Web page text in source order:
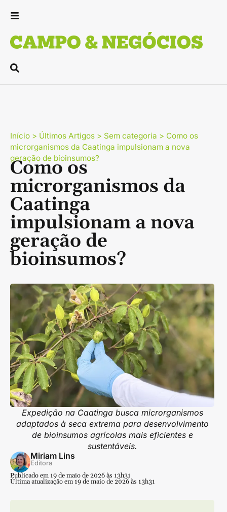
Início > Últimos Artigos > Sem categoria > Como os
microrganismos da Caatinga impulsionam a nova
geração de bioinsumos?
Como os
microrganismos da
Caatinga
impulsionam a nova
geração de
bioinsumos?
Expedição na Caatinga busca microrganismos
adaptados à seca extrema para desenvolvimento
de bioinsumos agrícolas mais eficientes e
sustentáveis.
Miriam Lins
Editora
Publicado em 19 de maio de 2026 às 13h31
Última atualização em 19 de maio de 2026 às 13h31